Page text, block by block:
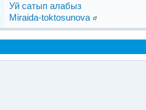
Уй сатып алабыз
Miraida-toktosunova